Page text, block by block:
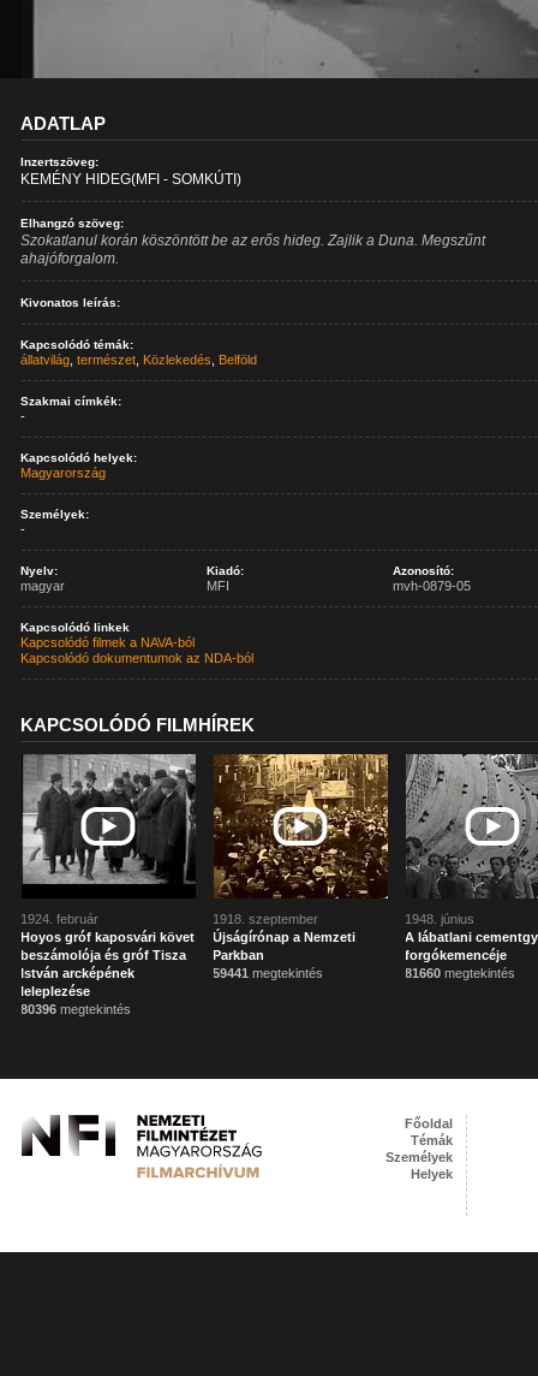
ADATLAP
Inzertszöveg:
KEMÉNY HIDEG(MFI - SOMKÚTI)
Elhangzó szöveg:
Szokatlanul korán köszöntött be az erős hideg. Zajlik a Duna. Megszűnt
ahajóforgalom.
Kivonatos leírás:
Kapcsolódó témák:
állatvilág ,természet Közlekedés Belföld
Szakmai címkék:
-
Kapcsolódó helyek:
Magyarország
Személyek:
-
Nyelv:
magyar
Kiadó:
MFI
Azonosító:
mvh-0879-05
Kapcsolódó linkek
Kapcsolódó filmek a NAVA-ból
Kapcsolódó dokumentumok az NDA-ból
KAPCSOLÓDÓ FILMHÍREK
1924. február
Hoyos gróf kaposvári követ
beszámolója és gróf Tisza
István arcképének
leleplezése
80396 megtekintés
1918. szeptember
Újságírónap a Nemzeti
Parkban
59441 megtekintés
1948. június
A lábatlani
forgókemencéje
81660 megtekintés
Főoldal
Témák
Személyek
Helyek